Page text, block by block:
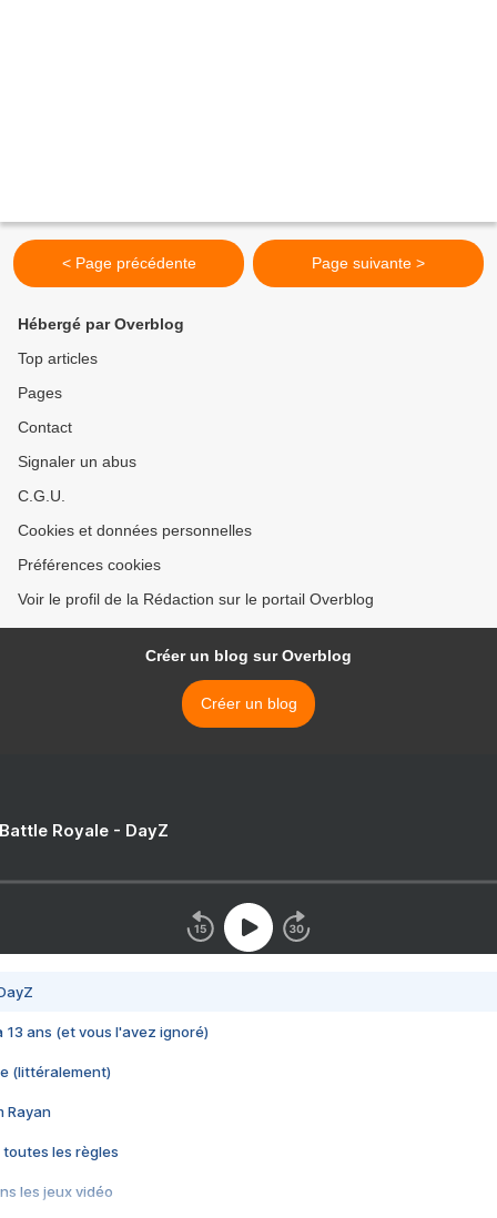
< Page précédente Page suivante >
Hébergé par Overblog
Top articles
Pages
Contact
Signaler un abus
C.G.U.
Cookies et données personnelles
Préférences cookies
Voir le profil de la Rédaction sur le portail Overblog
Créer un blog sur Overblog
Créer un blog
Royale - DayZ
13 ans (et vous l'avez ignoré)
(littéralement)
Rayan
toutes les règles
les jeux vidéo